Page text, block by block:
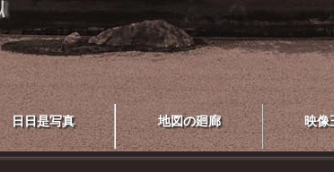
日日是写真 地図の廻廊 映像